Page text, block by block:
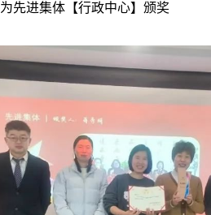
为先进集体【行政中心】颁奖